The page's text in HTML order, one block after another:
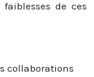
de ces
collaborations